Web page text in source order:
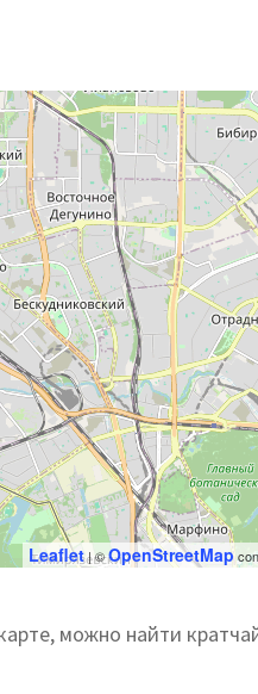
Leaflet| ©OpenStreetMap
можно найти